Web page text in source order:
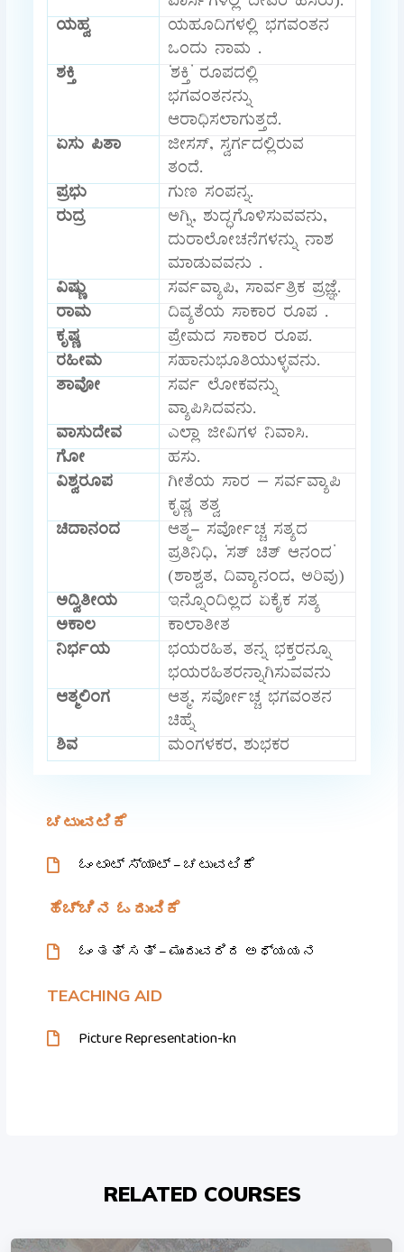
ಯಹ್ವ
ಯಹೂದಿಗಳಲ್ಲಿ ಭಗವಂತನ
ಒಂದು ನಾಮ .
ಶಕ್ತಿ
‘ಶಕ್ತಿ’ ರೂಪದಲ್ಲಿ
ಭಗವಂತನನ್ನು
ಆರಾಧಿಸಲಾಗುತ್ತದೆ.
ಏಸು ಪಿತಾ
ಜೀಸಸ್, ಸ್ವರ್ಗದಲ್ಲಿರುವ
ತಂದೆ.
ಪ್ರಭು
ಗುಣ ಸಂಪನ್ನ.
ರುದ್ರ
ಅಗ್ನಿ, ಶುದ್ಧಗೊಳಿಸುವವನು,
ದುರಾಲೋಚನೆಗಳನ್ನು ನಾಶ
ಮಾಡುವವನು .
ವಿಷ್ಣು
ಸರ್ವವ್ಯಾಪಿ, ಸಾರ್ವತ್ರಿಕ ಪ್ರಜ್ಞೆ.
ರಾಮ
ದಿವ್ಯತೆಯ ಸಾಕಾರ ರೂಪ .
ಕೃಷ್ಣ
ಪ್ರೇಮದ ಸಾಕಾರ ರೂಪ.
ರಹೀಮ
ಸಹಾನುಭೂತಿಯುಳ್ಳವನು.
ತಾವೋ
ಸರ್ವ ಲೋಕವನ್ನು
ವ್ಯಾಪಿಸಿದವನು.
ವಾಸುದೇವ
ಎಲ್ಲಾ ಜೀವಿಗಳ ನಿವಾಸಿ.
ಗೋ
ಹಸು.
ವಿಶ್ವರೂಪ
ಗೀತೆಯ ಸಾರ – ಸರ್ವವ್ಯಾಪಿ
ಕೃಷ್ಣ ತತ್ವ
ಚಿದಾನಂದ
ಆತ್ಮ- ಸರ್ವೋಚ್ಚ ಸತ್ಯದ
ಪ್ರತಿನಿಧಿ, ‘ಸತ್ ಚಿತ್ ಆನಂದ’
(ಶಾಶ್ವತ, ದಿವ್ಯಾನಂದ, ಅರಿವು)
ಅದ್ವಿತೀಯ
ಇನ್ನೊಂದಿಲ್ಲದ ಏಕೈಕ ಸತ್ಯ
ಅಕಾಲ
ಕಾಲಾತೀತ
ನಿರ್ಭಯ
ಭಯರಹಿತ, ತನ್ನ ಭಕ್ತರನ್ನೂ
ಭಯರಹಿತರನ್ನಾಗಿಸುವವನು
ಆತ್ಮಲಿಂಗ
ಆತ್ಮ, ಸರ್ವೋಚ್ಚ ಭಗವಂತನ
ಚಿಹ್ನೆ
ಶಿವ
ಮಂಗಳಕರ, ಶುಭಕರ
ಚಟುವಟಿಕೆ
ಓಂ ಟಾಟ್ ಸ್ಯಾಟ್ – ಚಟುವಟಿಕೆ
ಹೆಚ್ಚಿನ ಓದುವಿಕೆ
ಓಂ ತತ್ ಸತ್ – ಮುಂದುವರಿದ ಅಧ್ಯಯನ
TEACHING AID
Picture Representation-kn
RELATED COURSES